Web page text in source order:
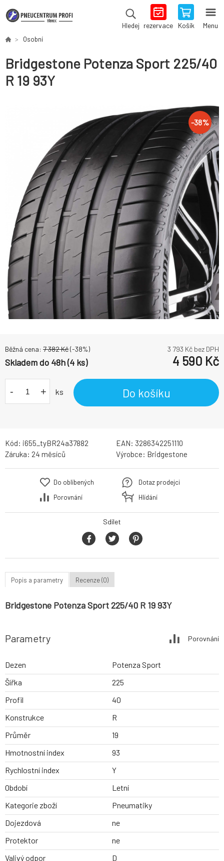
Hledej rezervace Košík Menu
Osobní
Bridgestone Potenza Sport 225/40
R 19 93Y
-38%
Běžná cena: 7 382Kč(-38%) 3 793 Kč bez DPH
Skladem do 48h (4 ks) 4 590 Kč
- + ks Do košíku
Kód: i655_tyBR24a37882 EAN: 3286342251110
Záruka: 24 měsíců Výrobce: Bridgestone
Do oblíbených
Porovnání
Dotaz prodejci
Hlídání
Sdílet
Popis a parametry Recenze (0)
Bridgestone Potenza Sport 225/40 R 19 93Y
Parametry Porovnání
Dezen
Potenza Sport
Šířka
225
Profil
40
Konstrukce
R
Průměr
19
Hmotnostní index
93
Rychlostní index
Y
Období
Letní
Kategorie zboží
Pneumatiky
Dojezdová
ne
Protektor
ne
Valivý odpor
D